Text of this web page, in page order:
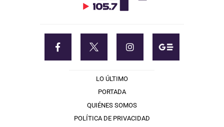
LO ÚLTIMO
PORTADA
QUIÉNES SOMOS
POLÍTICA DE PRIVACIDAD